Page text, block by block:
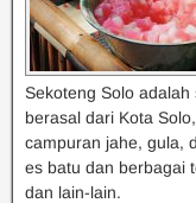
Sekoteng Solo
berasal dari Kota
campuran jahe, gula,
es batu dan berbagai
dan lain-lain.